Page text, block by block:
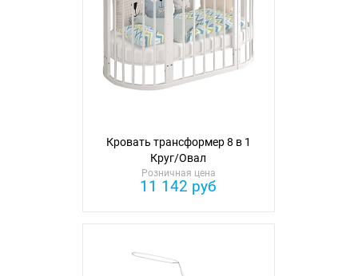
Кровать трансформер 8 в 1
Круг/Овал
Розничная цена
11 142 руб